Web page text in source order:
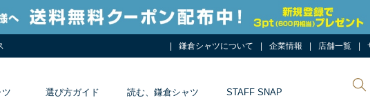
鎌倉シャツについて 企業情報 店舗一覧
選び方ガイド 読む、鎌倉シャツ STAFF SNAP